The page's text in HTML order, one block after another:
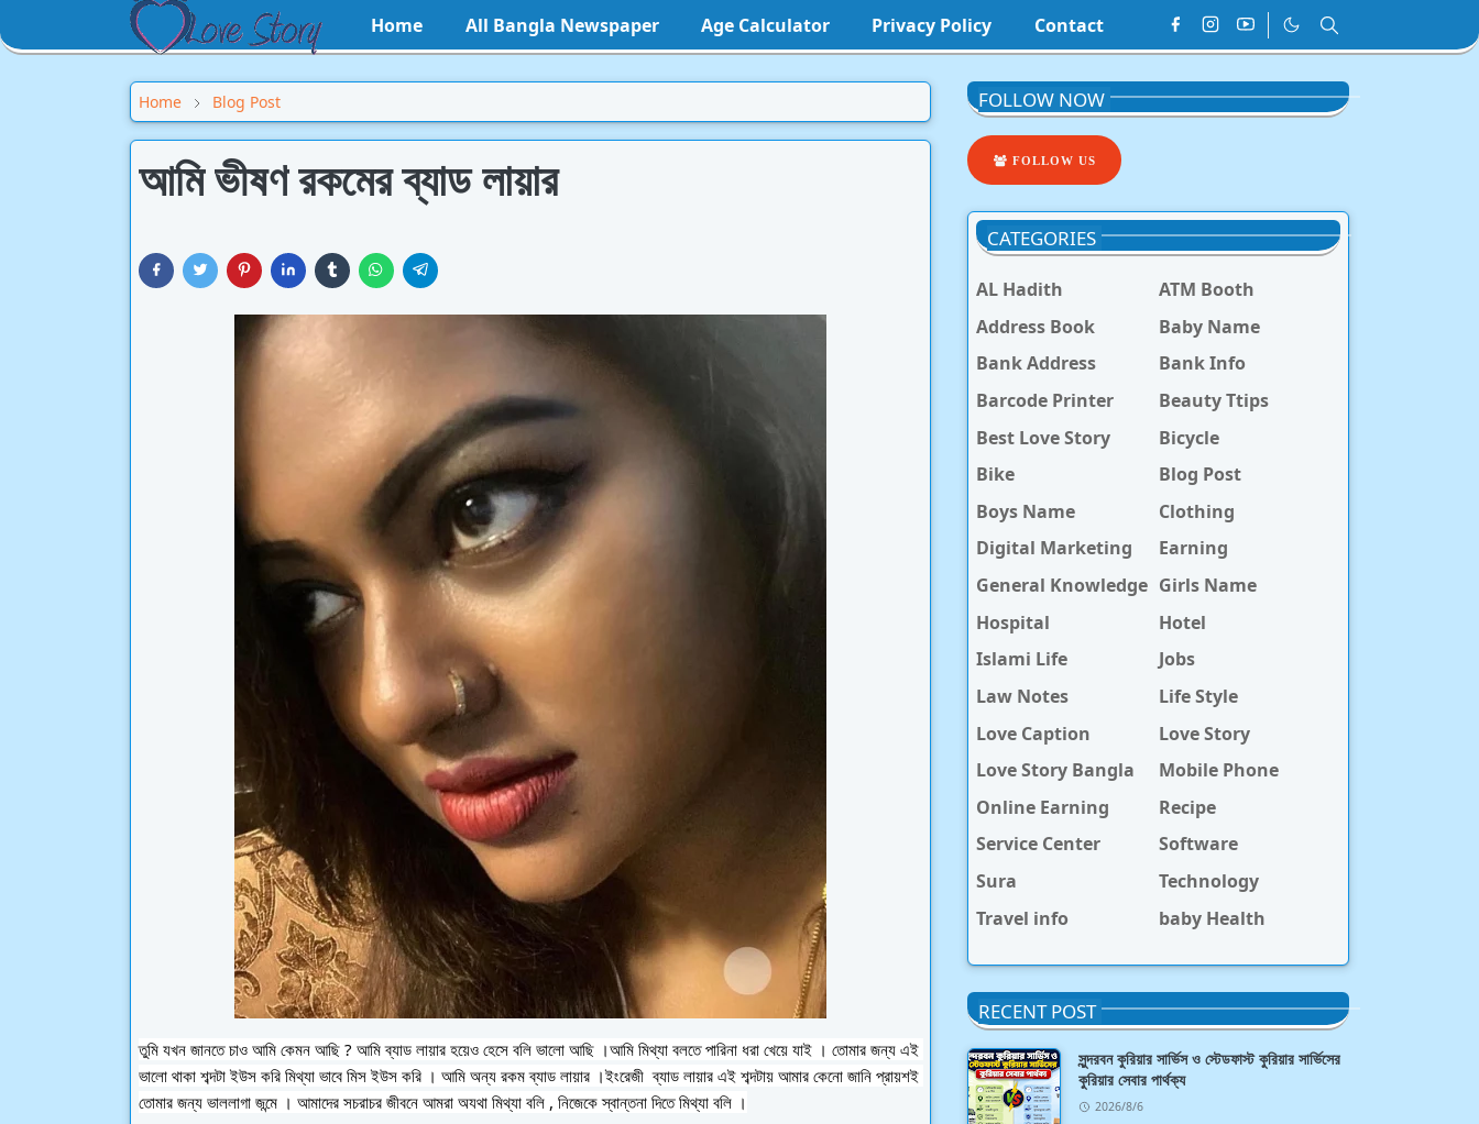
Home All Bangla Newspaper Age Calculator Privacy Policy Contact
Home Blog Post
আমি ভীষণ রকমের ব্যাড লায়ার
তুমি যখন জানতে চাও আমি কেমন আছি ? আমি ব্যাড লায়ার হয়েও হেসে বলি ভালো আছি ।আমি মিথ্যা বলতে পারিনা ধরা খেয়ে যাই । তোমার জন্য এই
ভালো থাকা শব্দটা ইউস করি মিথ্যা ভাবে মিস ইউস করি । আমি অন্য রকম ব্যাড লায়ার ।ইংরেজী  ব্যাড লায়ার এই শব্দটায় আমার কেনো জানি প্রায়শই
তোমার জন্য ভাললাগা জন্মে । আমাদের সচরাচর জীবনে আমরা অযথা মিথ্যা বলি , নিজেকে স্বান্তনা দিতে মিথ্যা বলি ।
FOLLOW NOW
FOLLOW US
CATEGORIES
AL Hadith
ATM Booth
Address Book
Baby Name
Bank Address
Bank Info
Barcode Printer
Beauty Ttips
Best Love Story
Bicycle
Bike
Blog Post
Boys Name
Clothing
Digital Marketing
Earning
General Knowledge Girls Name
Hospital
Hotel
Islami Life
Jobs
Law Notes
Life Style
Love Caption
Love Story
Love Story Bangla
Mobile Phone
Online Earning
Recipe
Service Center
Software
Sura
Technology
Travel info
baby Health
RECENT POST
সুন্দরবন কুরিয়ার সার্ভিস ও স্টেডফাস্ট কুরিয়ার সার্ভিসের
কুরিয়ার সেবার পার্থক্য
2026/8/6